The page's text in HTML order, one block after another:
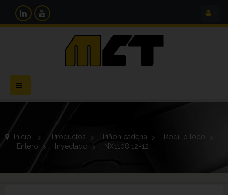
Navegación
Toggle
Inicio > Productos > Piñón cadena >
Rodillo loco
Entero > Inyectado > NX1108 12-12